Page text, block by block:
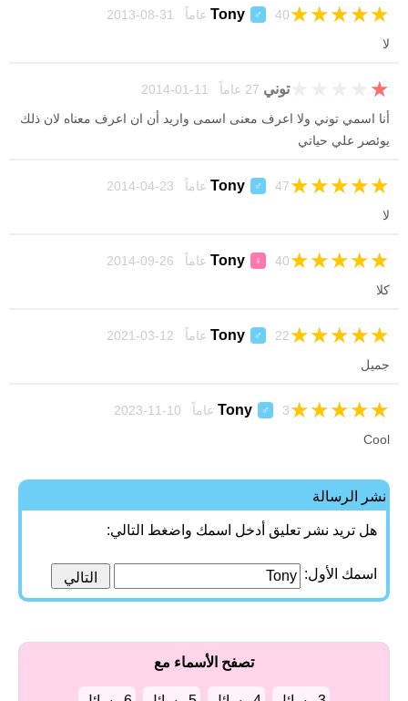
Tony ♂ 40 عاماً 31-08-2013 ★
★
★
★
★
لا
توني ★
★
أنا اسمي توني ولا اعرف معنى اسمى واريد أن ان اعرف معناه لان ذلك
يوئصر علي حياتي
Tony ♂ 47 عاماً 23-04-2014 ★
★
★
★
★
لا
Tony ♀ 40 عاماً 26-09-2014 ★
★
★
★
★
كلا
Tony ♂ 22 عاماً 12-03-2021 ★
★
★
★
★
جميل
Tony ♂ 3 عاماً 10-11-2023 ★
★
★
★
★
Cool
نشر الرسالة
هل تريد نشر تعليق أدخل اسمك واضغط التالي:
اسمك الأول:
تصفح الأسماء مع